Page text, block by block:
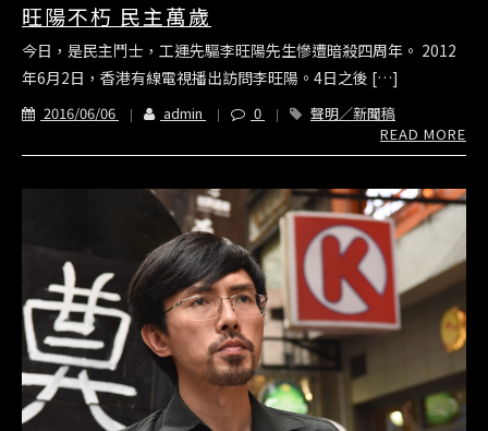
旺陽不朽 民主萬歲
今日，是民主鬥士，工運先驅李旺陽先生慘遭暗殺四周年。 2012
年6月2日，香港有線電視播出訪問李旺陽。4日之後 […]
2016/06/06 admin 0
聲明／新聞稿
READ MORE